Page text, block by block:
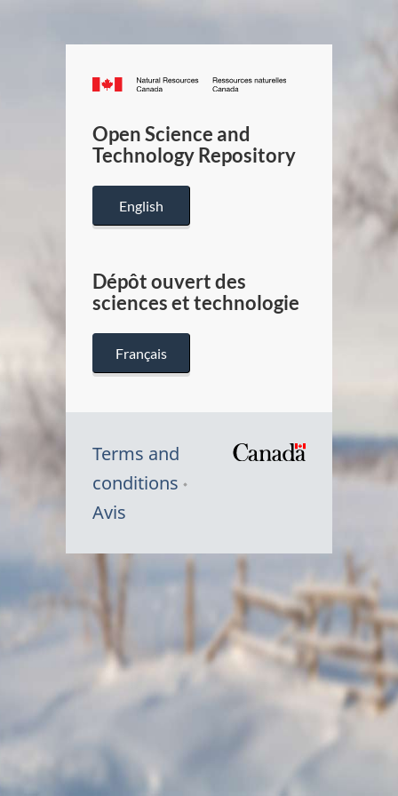
Canada.ca
/
Canada
Open Science and
Technology Repository
English
Dépôt ouvert des
sciences et technologie
Français
Terms and
conditions
Avis
Symbole
Canada